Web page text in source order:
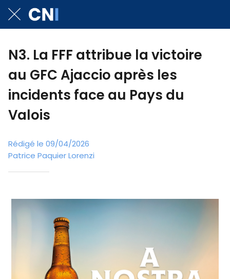
N3. La FFF attribue la victoire
au GFC Ajaccio après les
incidents face au Pays du
Valois
Rédigé le 09/04/2026
Patrice Paquier Lorenzi